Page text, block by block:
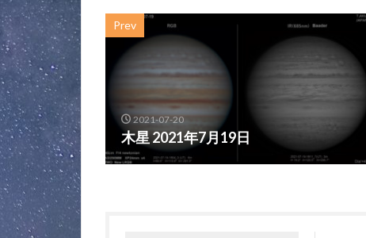
Prev
2021-07-20
木星 2021年7月19日